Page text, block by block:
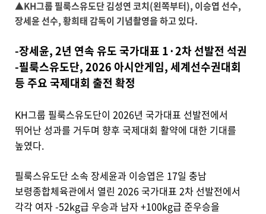
▲KH그룹 필룩스유도단 김성연 코치(왼쪽부터), 이승엽 선수,
장세윤 선수, 황희태 감독이 기념촬영을 하고 있다.
-장세윤, 2년 연속 유도 국가대표 1·2차 선발전 석권
-필룩스유도단, 2026 아시안게임, 세계선수권대회
등 주요 국제대회 출전 확정
KH그룹 필룩스유도단이 2026년 국가대표 선발전에서
뛰어난 성과를 거두며 향후 국제대회 활약에 대한 기대를
높였다.
필룩스유도단 소속 장세윤과 이승엽은 17일 충남
보령종합체육관에서 열린 2026 국가대표 2차 선발전에서
각각 여자 -52kg급 우승과 남자 +100kg급 준우승을